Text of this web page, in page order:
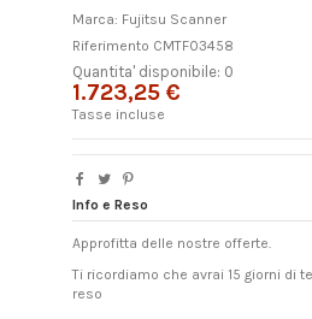
Marca: Fujitsu Scanner
Riferimento CMTF03458
Quantita' disponibile: 0
1.723,25 €
Tasse incluse
Info e Reso
Approfitta delle nostre offerte.
Ti ricordiamo che avrai 15 giorni di
reso